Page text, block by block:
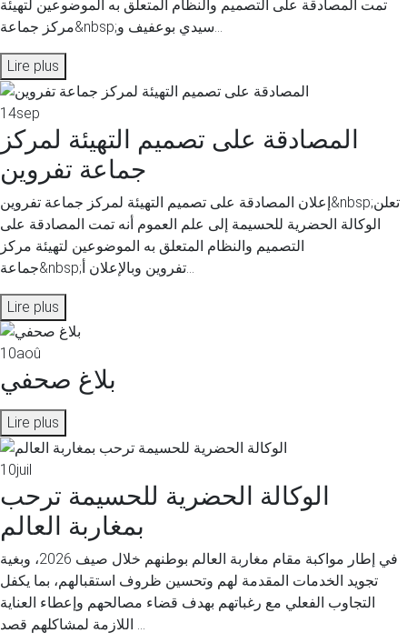
تمت المصادقة على التصميم والنظام المتعلق به الموضوعين لتهيئة
مركز جماعة&nbsp;سيدي بوعفيف و...
Lire plus
14sep
المصادقة على تصميم التهيئة لمركز
جماعة تفروين
إعلان المصادقة على تصميم التهيئة لمركز جماعة تفروين&nbsp;تعلن
الوكالة الحضرية للحسيمة إلى علم العموم أنه تمت المصادقة على
التصميم والنظام المتعلق به الموضوعين لتهيئة مركز
Lire plus
10aoû
بلاغ صحفي
Lire plus
10juil
الوكالة الحضرية للحسيمة ترحب
بمغاربة العالم
في إطار مواكبة مقام مغاربة العالم بوطنهم خلال صيف 2026، وبغية
تجويد الخدمات المقدمة لهم وتحسين ظروف استقبالهم، بما يكفل
التجاوب الفعلي مع رغباتهم بهدف قضاء مصالحهم وإعطاء العناية
اللازمة لمشاكلهم قصد ...